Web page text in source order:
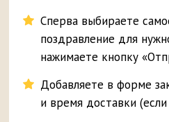
Сперва выбираете
поздравление для
нажимаете кнопку
Добавляете в форме
и время доставки